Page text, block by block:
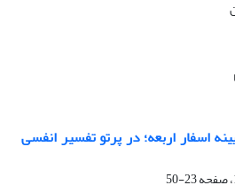
اسفار اربعه؛ در پرتو تفسیر انفسی
23-50